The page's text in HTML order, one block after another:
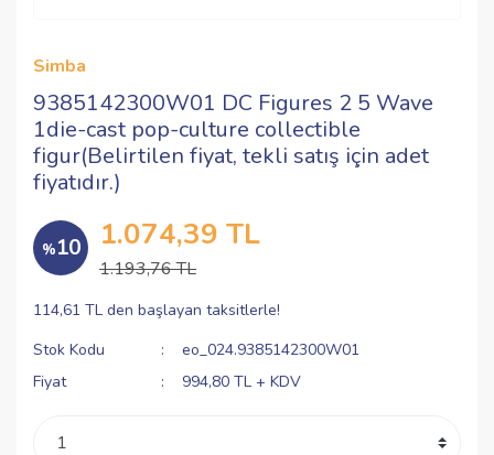
Simba
9385142300W01 DC Figures 2 5 Wave
1die-cast pop-culture collectible
figur(Belirtilen fiyat, tekli satış için adet
fiyatıdır.)
%10 1.074,39 TL
1.193,76 TL
114,61 TL den başlayan taksitlerle!
Stok Kodu
eo_024.9385142300W01
Fiyat
994,80 TL + KDV